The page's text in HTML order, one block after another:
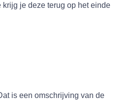
krijg je deze terug op het einde
is een omschrijving van de